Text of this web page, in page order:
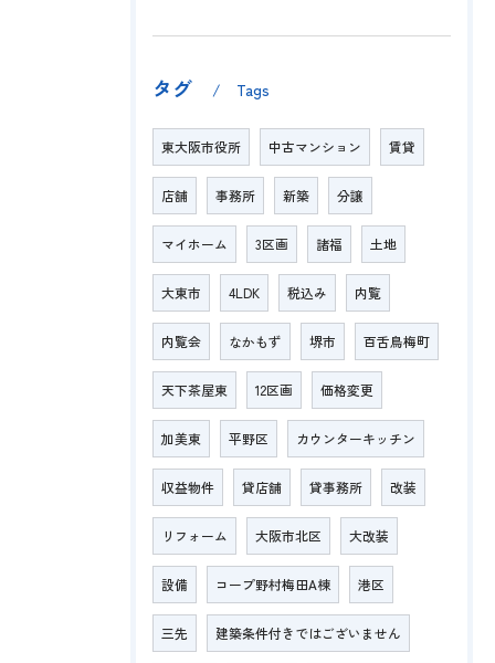
タグ Tags
東大阪市役所 中古マンション 賃貸
店舗 事務所 新築 分譲
マイホーム 3区画 諸福 土地
大東市 4LDK 税込み 内覧
内覧会 なかもず 堺市 百舌鳥梅町
天下茶屋東 12区画 価格変更
加美東 平野区 カウンターキッチン
収益物件 貸店舗 貸事務所 改装
リフォーム 大阪市北区 大改装
設備 コープ野村梅田A棟 港区
三先 建築条件付きではございません